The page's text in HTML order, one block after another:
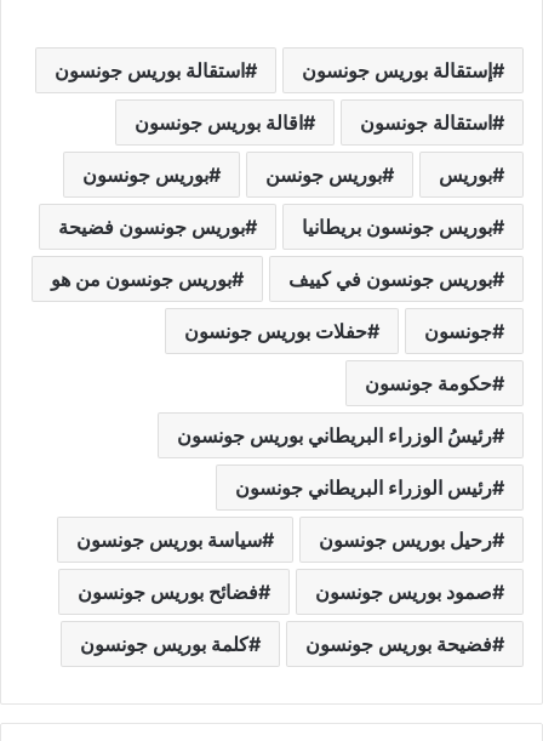
إستقالة بوريس جونسون استقالة بوريس جونسون
استقالة جونسون اقالة بوريس جونسون
بوريس بوريس جونسن بوريس جونسون
بوريس جونسون بريطانيا بوريس جونسون فضيحة
بوريس جونسون في كييف بوريس جونسون من هو
جونسون حفلات بوريس جونسون
حكومة جونسون
رئيسُ الوزراء البريطاني بوريس جونسون
رئيس الوزراء البريطاني جونسون
رحيل بوريس جونسون سياسة بوريس جونسون
صمود بوريس جونسون فضائح بوريس جونسون
فضيحة بوريس جونسون كلمة بوريس جونسون